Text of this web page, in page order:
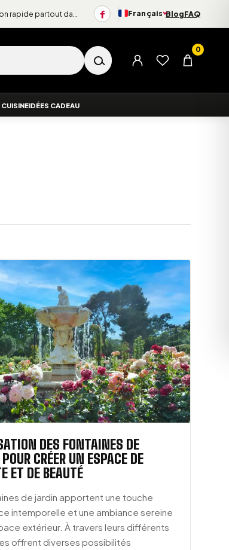
partout dans le monde Français
Changer de langue
BlogFAQ
Menu du compte
Liste d’envies
Panier
0
CUISINEIDÉES CADEAU
DES FONTAINES DE
CRÉER UN ESPACE DE
ET DE BEAUTÉ
de jardin apportent une touche
intemporelle et une ambiance sereine
extérieur. À travers leurs différents
offrent diverses possibilités